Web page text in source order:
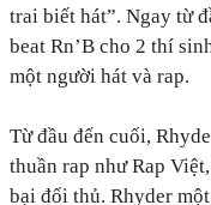
trai biết hát”. Ngay từ
beat Rn’B cho 2 thí
một người hát và rap.
Từ đầu đến cuối,
thuần rap như Rap
bại đối thủ. Rhyder